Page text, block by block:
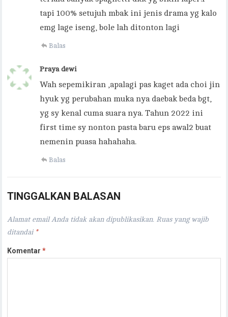
tapi 100% setujuh mbak ini jenis drama yg kalo
emg lage iseng, bole lah ditonton lagi
Balas
Praya dewi
Wah sepemikiran ,apalagi pas kaget ada choi jin
hyuk yg perubahan muka nya daebak beda bgt,
yg sy kenal cuma suara nya. Tahun 2022 ini
first time sy nonton pasta baru eps awal2 buat
nemenin puasa hahahaha.
Balas
TINGGALKAN BALASAN
Alamat email Anda tidak akan dipublikasikan. Ruas yang wajib
ditandai *
Komentar*